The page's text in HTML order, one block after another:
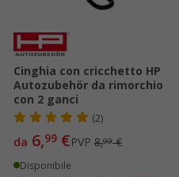
Cinghia con cricchetto HP
Autozubehör da rimorchio
con 2 ganci
(2)
da 6,99 €PVP 8,99€
Disponibile